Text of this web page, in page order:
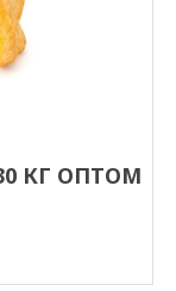
КГ ОПТОМ